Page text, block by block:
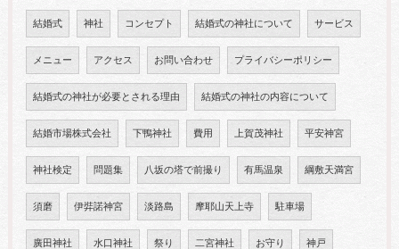
結婚式 神社 コンセプト 結婚式の神社について サービス
メニュー アクセス お問い合わせ プライバシーポリシー
結婚式の神社が必要とされる理由 結婚式の神社の内容について
結婚市場株式会社 下鴨神社 費用 上賀茂神社 平安神宮
神社検定 問題集 八坂の塔で前撮り 有馬温泉 綱敷天満宮
須磨 伊弉諾神宮 淡路島 摩耶山天上寺 駐車場
廣田神社 水口神社 祭り 二宮神社 お守り 神戸